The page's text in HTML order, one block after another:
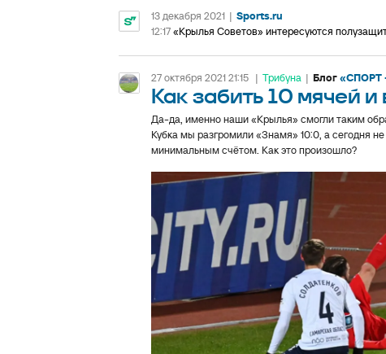
13 декабря 2021 | Sports.ru
12:17«Крылья Советов» интересуются
27 октября 2021 21:15 | Трибуна | Блог«СПОРТ
Как забить 10 мячей
Да-да, именно наши «Крылья» смогли таким
Кубка мы разгромили «Знамя» 10:0, а сегодня
минимальным счётом. Как это произошло?